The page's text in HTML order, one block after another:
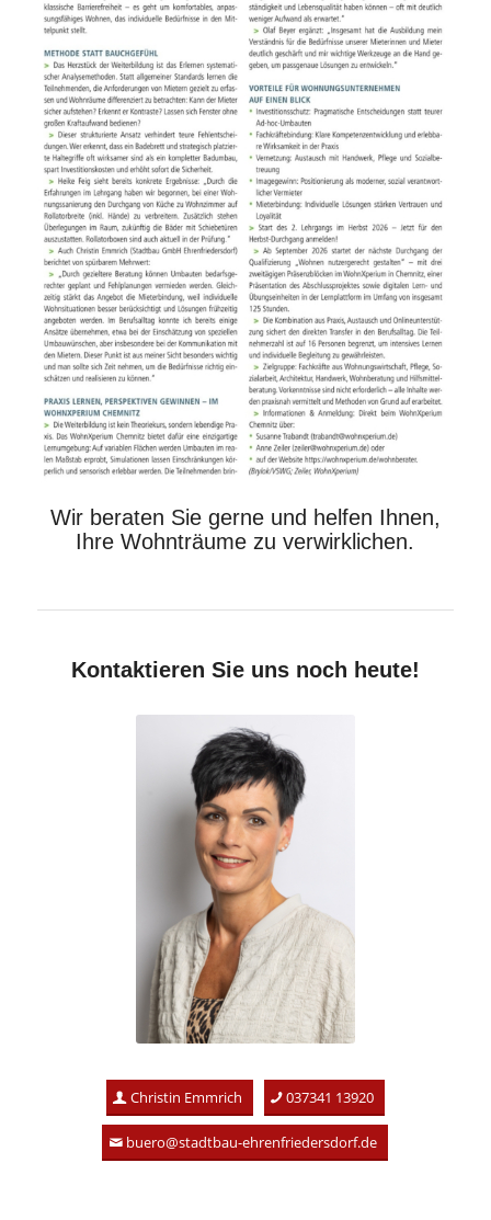
Wir beraten Sie gerne und helfen Ihnen,
Ihre Wohnträume zu verwirklichen.
Kontaktieren Sie uns noch heute!
Christin Emmrich 037341 13920
buero@stadtbau-ehrenfriedersdorf.de